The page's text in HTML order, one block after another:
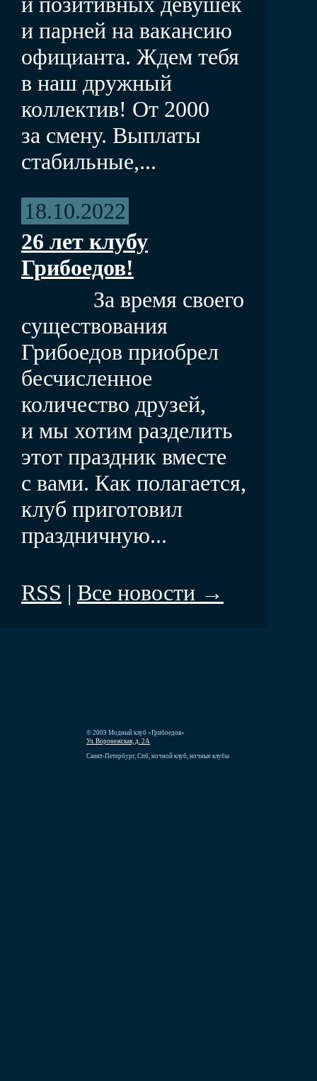
и парней на вакансию
официанта. Ждем тебя
в наш дружный
коллектив! От 2000
за смену. Выплаты
стабильные,...
18.10.2022
26 лет клубу
Грибоедов!
За время своего
существования
Грибоедов приобрел
бесчисленное
количество друзей,
и мы хотим разделить
этот праздник вместе
с вами. Как полагается,
клуб приготовил
праздничную...
RSS | Все новости →
© 2009 Модный клуб «Грибоедов»
Ул. Воронежская, д. 2А
Санкт-Петербург, Спб, ночной клуб, ночные клубы